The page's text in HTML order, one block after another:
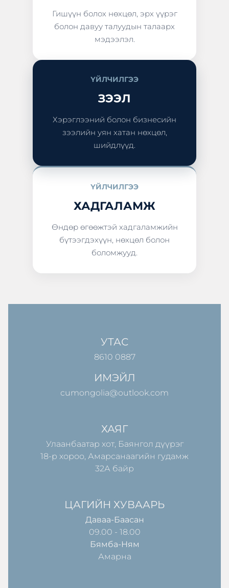
Гишүүн болох нөхцөл, эрх үүрэг
болон давуу талуудын талаарх
мэдээлэл.
ҮЙЛЧИЛГЭЭ
ЗЭЭЛ
Хэрэглээний болон бизнесийн
зээлийн уян хатан нөхцөл,
шийдлүүд.
ҮЙЛЧИЛГЭЭ
ХАДГАЛАМЖ
Өндөр өгөөжтэй хадгаламжийн
бүтээгдэхүүн, нөхцөл болон
боломжууд.
УТАС
8610 0887
ИМЭЙЛ
cumongolia@outlook.com
ХАЯГ
Улаанбаатар хот, Баянгол дүүрэг
18-р хороо, Амарсанаагийн гудамж
32А байр
ЦАГИЙН ХУВААРЬ
Даваа-Баасан
09.00 - 18.00
Бямба-Ням
Амарна